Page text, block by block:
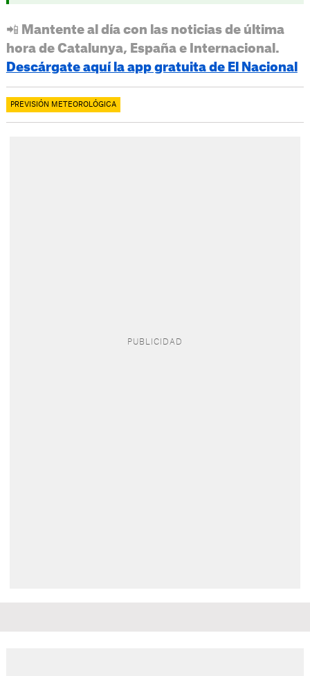
📲 Mantente al día con las noticias de última
hora de Catalunya, España e Internacional.
Descárgate aquí la app gratuita de El Nacional
PREVISIÓN METEOROLÓGICA